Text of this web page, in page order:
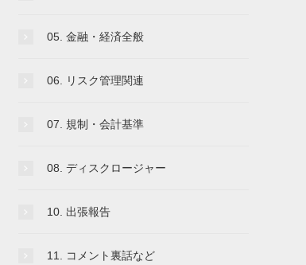
05. 金融・経済全般
06. リスク管理関連
07. 規制・会計基準
08. ディスクロージャー
10. 出張報告
11. コメント裏話など